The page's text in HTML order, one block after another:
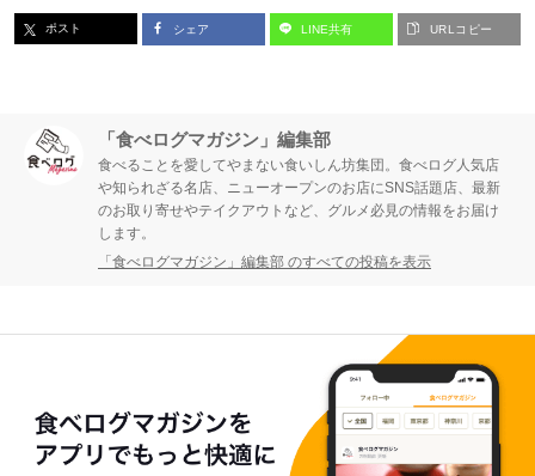
ポスト シェア LINE共有 URLコピー
「食べログマガジン」編集部
食べることを愛してやまない食いしん坊集団。食べログ人気店
や知られざる名店、ニューオープンのお店にSNS話題店、最新
のお取り寄せやテイクアウトなど、グルメ必見の情報をお届け
します。
「食べログマガジン」編集部 のすべての投稿を表示